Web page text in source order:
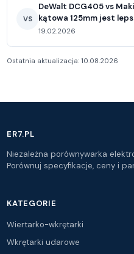
VS
DeWalt DCG405 vs
kątowa 125mm jest
19.02.2026
Ostatnia aktualizacja: 10.08.2026
ER7.PL
Niezależna porównywarka
Porównuj specyfikacje, ceny i
KATEGORIE
Wiertarko-wkrętarki
Wkrętarki udarowe